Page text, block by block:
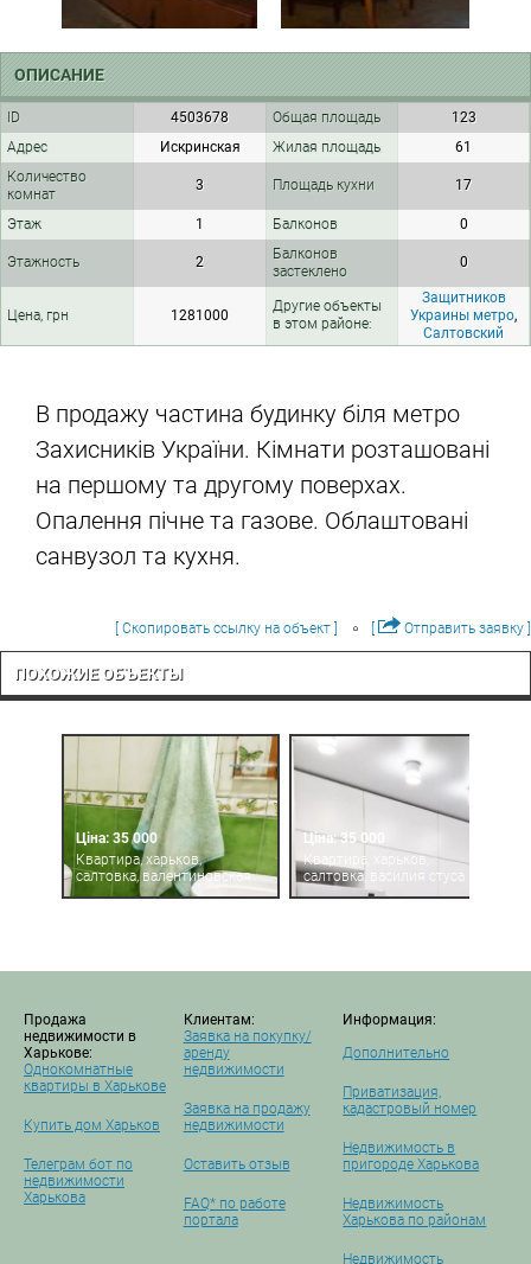
ОПИСАНИЕ
ID 4503678 Общая площадь
123
Адрес
Искринская Жилая площадь
61
Количество
комнат
3 Площадь кухни 17
Этаж 1 Балконов 0
Этажность 2
Балконов
застеклено
0
Цена, грн 1281000
Другие объекты
в этом районе:
Защитников
Украины метро,
Салтовский
В продажу частина будинку біля метро
Захисників України. Кімнати розташовані
на першому та другому поверхах.
Опалення пічне та газове. Облаштовані
санвузол та кухня.
[ Скопировать ссылку на объект ] Отправить заявку ]
ПОХОЖИЕ ОБЪЕКТЫ
Ціна: 35 000
Квартира, харьков,
салтовка, валентиновская
Ціна: 35 000
Квартира, харьков,
салтовка, василия стуса
Продажа
недвижимости в
Харькове:
Однокомнатные
квартиры в Харькове
Купить дом Харьков
Телеграм бот по
недвижимости
Харькова
Клиентам:
Заявка на покупку/
аренду
недвижимости
Заявка на продажу
недвижимости
Оставить отзыв
FAQ* по работе
портала
Информация:
Дополнительно
Приватизация,
кадастровый номер
Недвижимость в
пригороде Харькова
Недвижимость
Харькова по районам
Недвижимость